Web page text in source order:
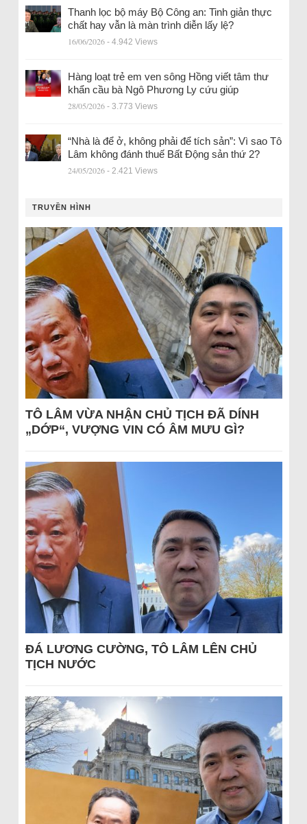
Thanh lọc bộ máy Bộ Công an: Tinh giản thực
chất hay vẫn là màn trình diễn lấy lệ?
16/06/2026 - 4.942 Views
Hàng loạt trẻ em ven sông Hồng viết tâm thư
khẩn cầu bà Ngô Phương Ly cứu giúp
28/05/2026 - 3.773 Views
“Nhà là để ở, không phải để tích sản”: Vì sao Tô
Lâm không đánh thuế Bất Động sản thứ 2?
24/05/2026 - 2.421 Views
TRUYỀN HÌNH
TÔ LÂM VỪA NHẬN CHỦ TỊCH ĐÃ DÍNH
„DỚP“, VƯỢNG VIN CÓ ÂM MƯU GÌ?
ĐÁ LƯƠNG CƯỜNG, TÔ LÂM LÊN CHỦ
TỊCH NƯỚC